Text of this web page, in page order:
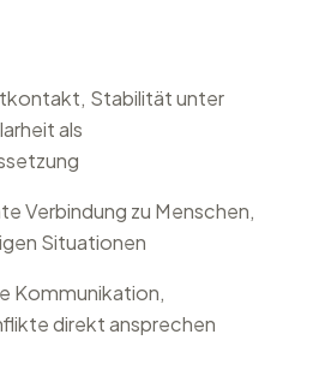
Stabilität unter
als
Verbindung zu Menschen,
Situationen
Kommunikation,
direkt ansprechen